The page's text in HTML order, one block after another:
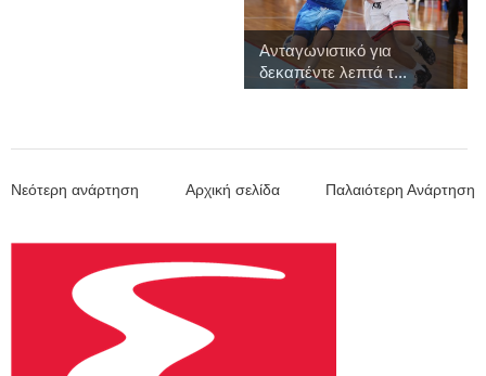
Ανταγωνιστικό για
δεκαπέντε λεπτά τ...
Νεότερη ανάρτηση Παλαιότερη Ανάρτηση
Αρχική σελίδα